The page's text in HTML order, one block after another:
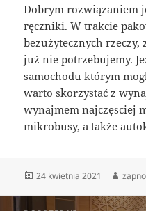
Dobrym rozwiązaniem
ręczniki. W trakcie
bezużytecznych
już nie potrzebujemy.
samochodu którym
warto skorzystać z
wynajmem najczęsciej
mikrobusy, a także
Data
24 kwietnia 2021 Autor